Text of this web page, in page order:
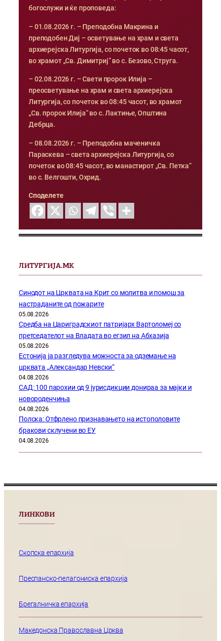
богослужи и ќе проповеда:
– 01.08.2026 г. – Преподобна Макрина и
преподобен Диј – осветување на храм и света
архиерејска Литургија, со почеток во 08:45 часот,
во храмот „Св. Димитриј“ во с. Безово, Струга.
– 02.08.2026 г. – Свети пророк Илија –
преосветување на храм и света архиерејска
Литургија, со почеток во 08:45 часот, во храмот
„Св. пророк Илија“ во с. Лактиње, Општина
Дебрца.
– 08.08.2026 г. – Преподобна маченичка
Параскева – света архиерејска Литургија, со
почеток во 08:45 часот, во манастирот „Св. Петка“
во с. Велгошти, Охрид.
Споделете
ЛИТУРГИЈА.МК
Синодот на Црквата на Крит со молитва и помош за
настраданите од пожарите
05.08.2026
Средба на Цариградскиот патријарх Вартоломеј со
претседателот на Владата во егзил на Абхазија
05.08.2026
Естонија ја разгледува можноста за одземање на
црквата „Александар Невски“
04.08.2026
САД: 100 парохии од 9 јурисдикции донираа за мајки и
новороденчиња
04.08.2026
Полска: Отфрлено признавањето на истополовите
бракови склучени во ЕУ
04.08.2026
ЛИНКОВИ
Скопска епархија
Преспанско-пелагониска епархија
Брегалничка епархија
Македонска Православна Црква